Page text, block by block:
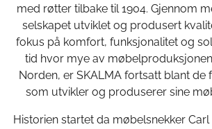
med røtter tilbake til 1904. Gjennom
selskapet utviklet og produsert
fokus på komfort, funksjonalitet og
tid hvor mye av
Norden, er SKALMA fortsatt blant de
som utvikler og produserer sine
Historien startet da møbelsnekker